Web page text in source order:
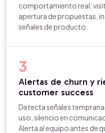
comportamiento real:
apertura de propuestas,
señales de producto.
3
Alertas de churn y
customer success
Detecta señales
uso, silencio en
Alerta al equipo antes de